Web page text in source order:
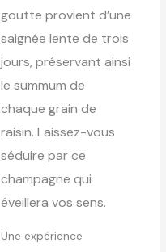
goutte provient d’une
saignée lente de trois
jours, préservant ainsi
le summum de
chaque grain de
raisin. Laissez-vous
séduire par ce
champagne qui
éveillera vos sens.
Une expérience